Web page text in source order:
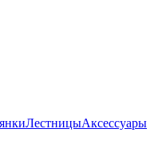
ЛестницыАксессуары